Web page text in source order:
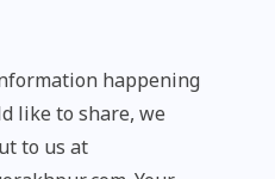
happening
like to share, we
to us at